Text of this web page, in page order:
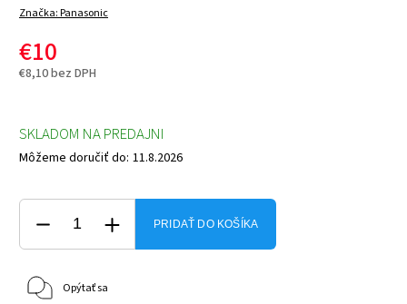
Značka:Panasonic
€10
€8,10 bez DPH
SKLADOM NA PREDAJNI
Môžeme doručiť do: 11.8.2026
PRIDAŤ DO KOŠÍKA
Opýtať sa